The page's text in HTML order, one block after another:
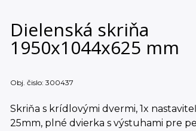
Dielenská skriňa
1950x1044x625 mm
Obj. čislo: 300437
Skriňa s krídlovými dvermi, 1x
25mm, plné dvierka s výstuhami pre